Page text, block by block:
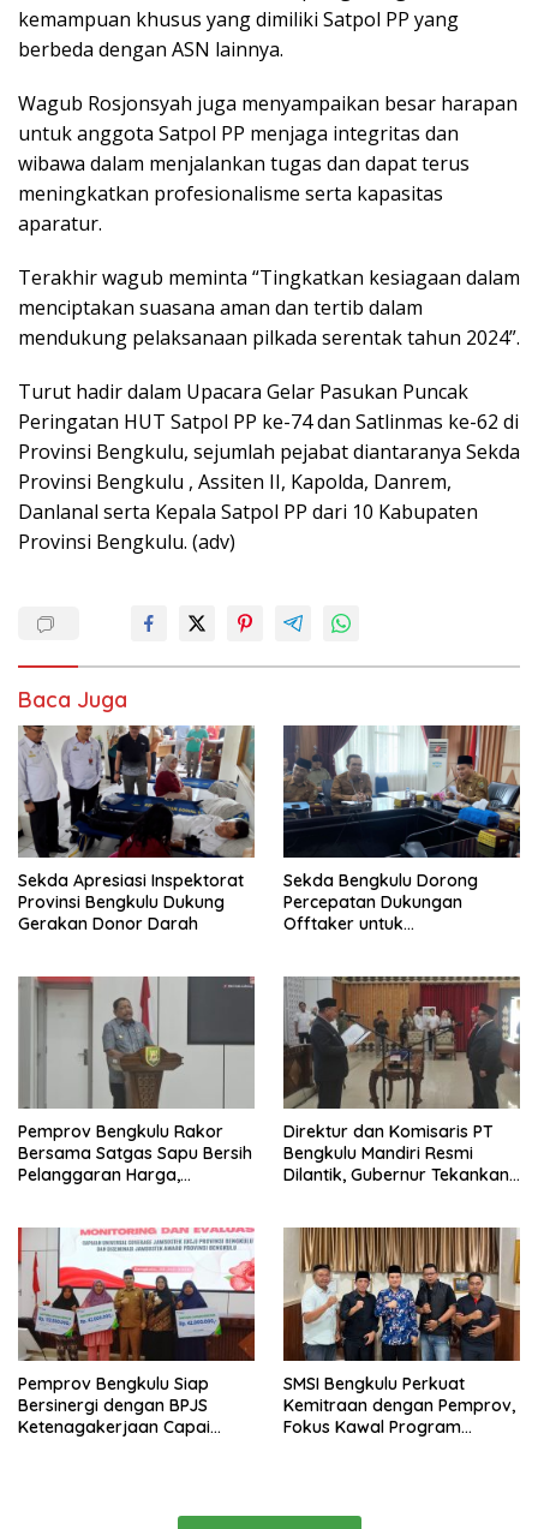
kemampuan khusus yang dimiliki Satpol PP yang
berbeda dengan ASN lainnya.
Wagub Rosjonsyah juga menyampaikan besar harapan
untuk anggota Satpol PP menjaga integritas dan
wibawa dalam menjalankan tugas dan dapat terus
meningkatkan profesionalisme serta kapasitas
aparatur.
Terakhir wagub meminta “Tingkatkan kesiagaan dalam
menciptakan suasana aman dan tertib dalam
mendukung pelaksanaan pilkada serentak tahun 2024”.
Turut hadir dalam Upacara Gelar Pasukan Puncak
Peringatan HUT Satpol PP ke-74 dan Satlinmas ke-62 di
Provinsi Bengkulu, sejumlah pejabat diantaranya Sekda
Provinsi Bengkulu , Assiten II, Kapolda, Danrem,
Danlanal serta Kepala Satpol PP dari 10 Kabupaten
Provinsi Bengkulu. (adv)
Baca Juga
Sekda Apresiasi Inspektorat
Provinsi Bengkulu Dukung
Gerakan Donor Darah
Sekda Bengkulu Dorong
Percepatan Dukungan
Offtaker untuk
Pemprov Bengkulu Rakor
Bersama Satgas Sapu Bersih
Pelanggaran Harga,
Masih Jadi Sorotan
Direktur dan Komisaris PT
Bengkulu Mandiri Resmi
Dilantik, Gubernur Tekankan
Pemprov Bengkulu Siap
Bersinergi dengan BPJS
Ketenagakerjaan Capai
SMSI Bengkulu Perkuat
Kemitraan dengan Pemprov,
Fokus Kawal Program